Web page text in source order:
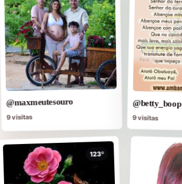
@maxmeutesouro
9 visitas
@betty_boop
9 visitas
123º